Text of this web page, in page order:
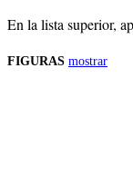
En la lista superior,
FIGURAS mostrar